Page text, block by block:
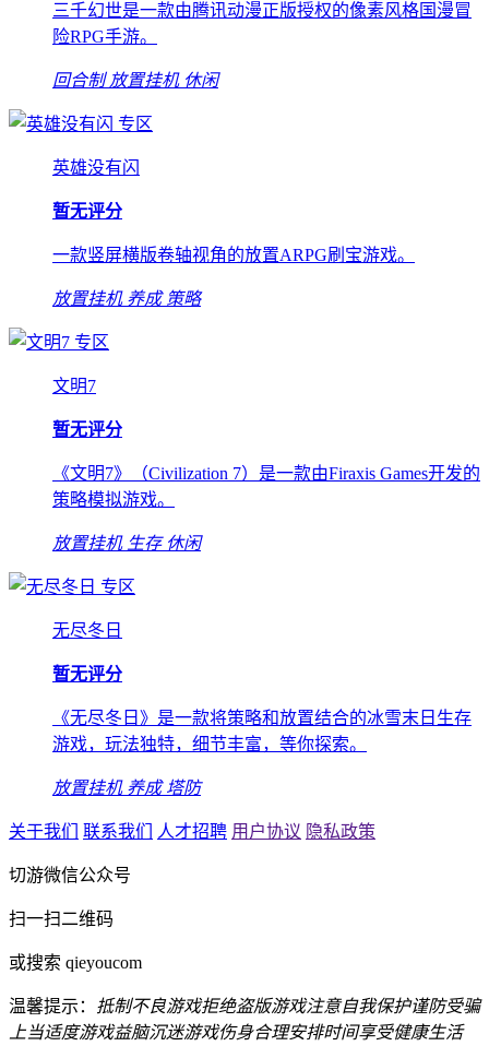
三千幻世是一款由腾讯动漫正版授权的像素风格国漫冒
险RPG手游。
回合制 放置挂机 休闲
专区
英雄没有闪
暂无评分
一款竖屏横版卷轴视角的放置ARPG刷宝游戏。
放置挂机 养成 策略
专区
文明7
暂无评分
《文明7》（Civilization 7）是一款由Firaxis Games开发的
策略模拟游戏。
放置挂机 生存 休闲
专区
无尽冬日
暂无评分
《无尽冬日》是一款将策略和放置结合的冰雪末日生存
游戏，玩法独特，细节丰富，等你探索。
放置挂机 养成 塔防
关于我们 联系我们 人才招聘 用户协议 隐私政策
切游微信公众号
扫一扫二维码
或搜索 qieyoucom
温馨提示： 抵制不良游戏拒绝盗版游戏注意自我保护谨防受骗
上当适度游戏益脑沉迷游戏伤身合理安排时间享受健康生活